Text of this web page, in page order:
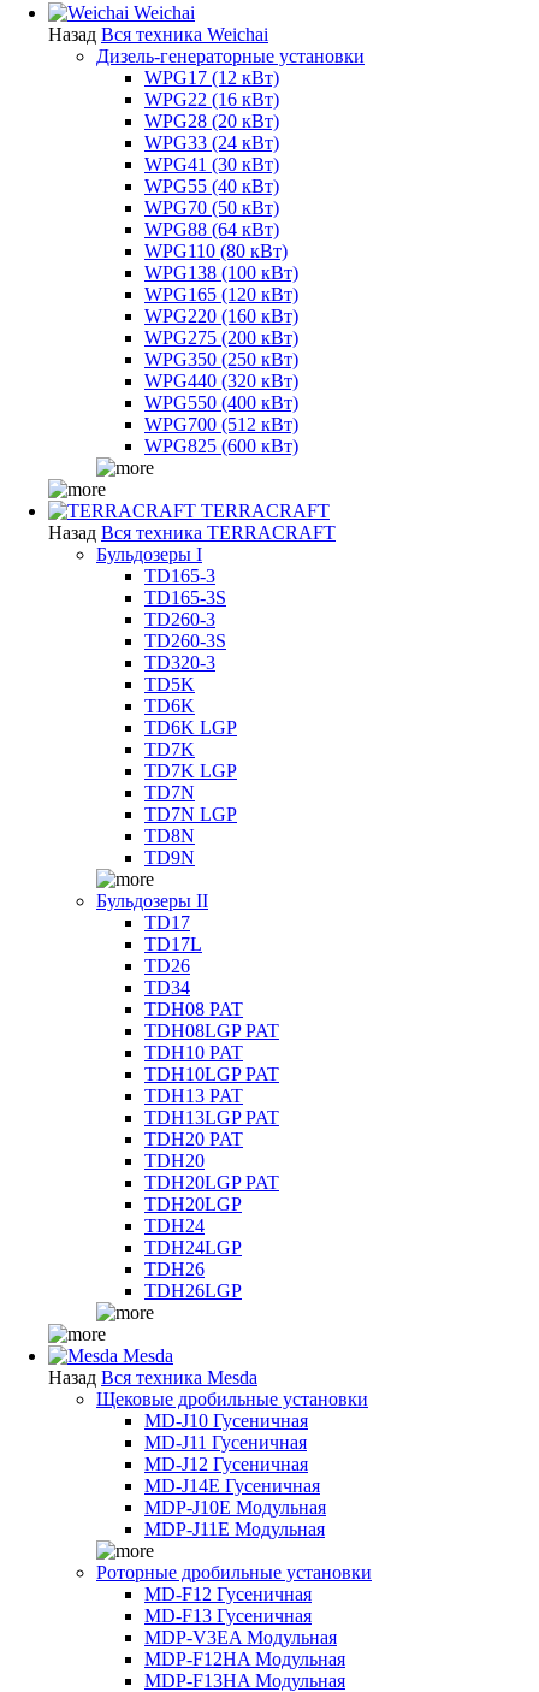
Weichai
Назад Вся техника Weichai
Дизель-генераторные установки
WPG17 (12 кВт)
WPG22 (16 кВт)
WPG28 (20 кВт)
WPG33 (24 кВт)
WPG41 (30 кВт)
WPG55 (40 кВт)
WPG70 (50 кВт)
WPG88 (64 кВт)
WPG110 (80 кВт)
WPG138 (100 кВт)
WPG165 (120 кВт)
WPG220 (160 кВт)
WPG275 (200 кВт)
WPG350 (250 кВт)
WPG440 (320 кВт)
WPG550 (400 кВт)
WPG700 (512 кВт)
WPG825 (600 кВт)
TERRACRAFT
Назад Вся техника TERRACRAFT
Бульдозеры I
TD165-3
TD165-3S
TD260-3
TD260-3S
TD320-3
TD5K
TD6K
TD6K LGP
TD7K
TD7K LGP
TD7N
TD7N LGP
TD8N
TD9N
Бульдозеры II
TD17
TD17L
TD26
TD34
TDH08 PAT
TDH08LGP PAT
TDH10 PAT
TDH10LGP PAT
TDH13 PAT
TDH13LGP PAT
TDH20 PAT
TDH20
TDH20LGP PAT
TDH20LGP
TDH24
TDH24LGP
TDH26
TDH26LGP
Mesda
Назад Вся техника Mesda
Щековые дробильные установки
MD-J10 Гусеничная
MD-J11 Гусеничная
MD-J12 Гусеничная
MD-J14E Гусеничная
MDP-J10E Модульная
MDP-J11E Модульная
Роторные дробильные установки
MD-F12 Гусеничная
MD-F13 Гусеничная
MDP-V3EA Модульная
MDP-F12HA Модульная
MDP-F13HA Модульная